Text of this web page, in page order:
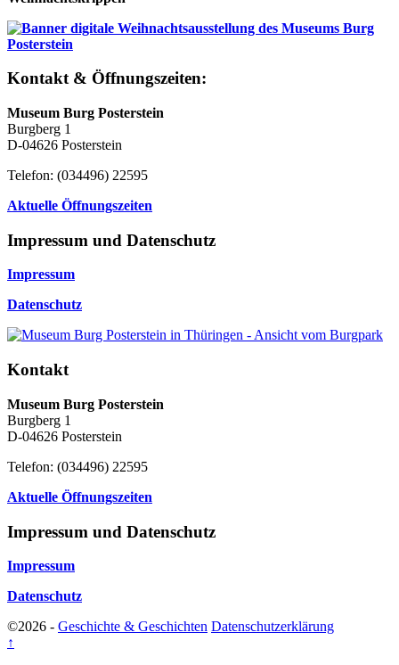
Kontakt & Öffnungszeiten:
Museum Burg Posterstein
Burgberg 1
D-04626 Posterstein
Telefon: (034496) 22595
Aktuelle Öffnungszeiten
Impressum und Datenschutz
Impressum
Datenschutz
Kontakt
Museum Burg Posterstein
Burgberg 1
D-04626 Posterstein
Telefon: (034496) 22595
Aktuelle Öffnungszeiten
Impressum und Datenschutz
Impressum
Datenschutz
©2026 - Geschichte & Geschichten Datenschutzerklärung
↑